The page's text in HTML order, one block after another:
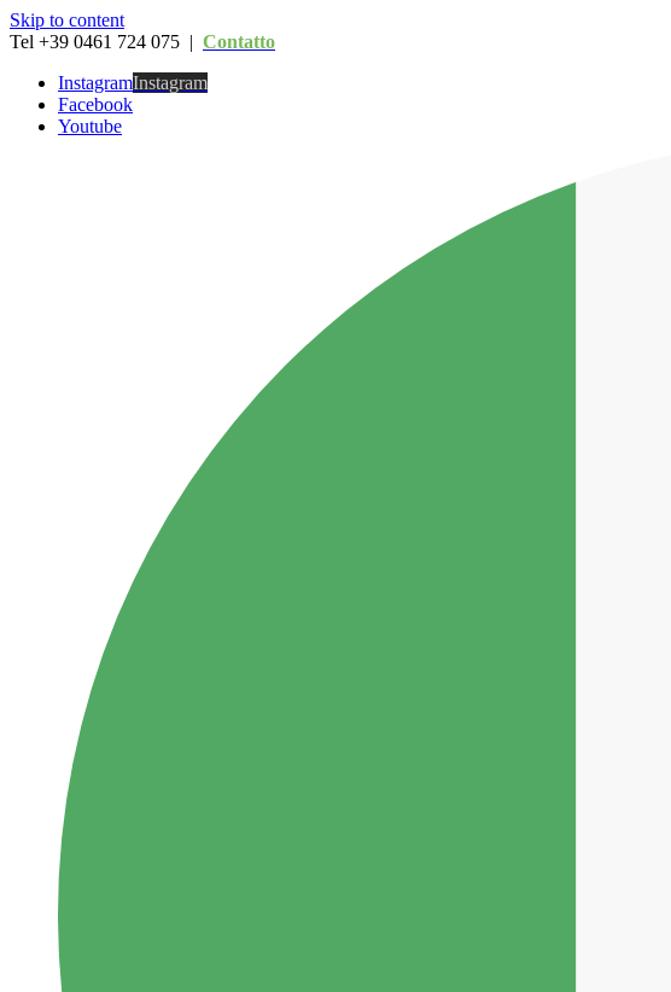
Skip to content
Tel +39 0461 724 075 | Contatto
InstagramInstagram
Facebook
Youtube